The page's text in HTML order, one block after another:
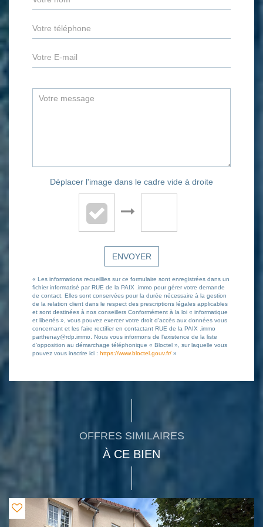
Déplacer l'image dans le cadre vide à droite
ENVOYER
« Les informations recueillies sur ce formulaire sont enregistrées dans un
fichier informatisé par RUE de la PAIX .immo pour gérer votre demande
de contact. Elles sont conservées pour la durée nécessaire à la gestion
de la relation client dans le respect des prescriptions légales applicables
et sont destinées à nos conseillers Conformément à la loi « informatique
et libertés », vous pouvez exercer votre droit d'accès aux données vous
concernant et les faire rectifier en contactant RUE de la PAIX .immo
parthenay@rdp.immo. Nous vous informons de l'existence de la liste
d'opposition au démarchage téléphonique « Bloctel », sur laquelle vous
pouvez vous inscrire ici : https://www.bloctel.gouv.fr/ »
OFFRES SIMILAIRES
À CE BIEN